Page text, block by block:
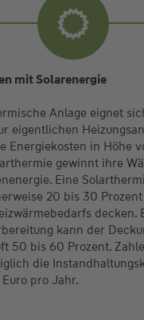
mit Solarenergie
Anlage eignet
eigentlichen
Energiekosten in Höhe
gewinnt ihre
Eine
20 bis 30
decken.
kann der
50 bis 60 Prozent.
die
pro Jahr.